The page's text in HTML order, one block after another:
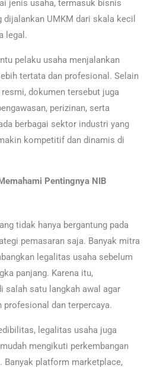
jenis usaha, termasuk bisnis
UMKM dari skala kecil
legal.
pelaku usaha menjalankan
tertata dan profesional. Selain
dokumen tersebut juga
perizinan, serta
berbagai sektor industri yang
kompetitif dan dinamis di
Pentingnya NIB
tidak hanya bergantung pada
pemasaran saja. Banyak mitra
legalitas usaha sebelum
panjang. Karena itu,
salah satu langkah awal agar
dan terpercaya.
legalitas usaha juga
mengikuti perkembangan
platform marketplace,